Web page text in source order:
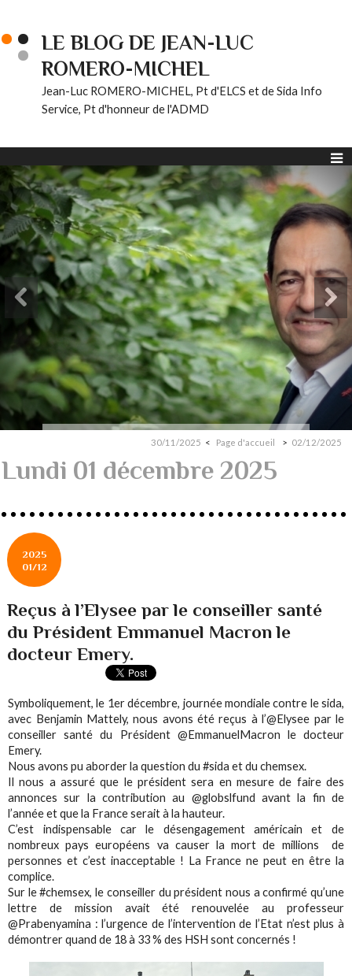
LE BLOG DE JEAN-LUC
ROMERO-MICHEL
Jean-Luc ROMERO-MICHEL, Pt d'ELCS et de Sida Info
Service, Pt d'honneur de l'ADMD
30/11/2025 Page d'accueil 02/12/2025
Lundi 01 décembre 2025
2025
01/12
Reçus à l’Elysee par le conseiller santé
du Président Emmanuel Macron le
docteur Emery.
Symboliquement, le 1er décembre, journée mondiale contre le sida,
avec Benjamin Mattely, nous avons été reçus à l’@Elysee par le
conseiller santé du Président @EmmanuelMacron le docteur
Emery.
Nous avons pu aborder la question du #sida et du chemsex.
Il nous a assuré que le président sera en mesure de faire des
annonces sur la contribution au @globslfund avant la fin de
l’année et que la France serait à la hauteur.
C’est indispensable car le désengagement américain et de
nombreux pays européens va causer la mort de millions de
personnes et c’est inacceptable ! La France ne peut en être la
complice.
Sur le #chemsex, le conseiller du président nous a confirmé qu’une
lettre de mission avait été renouvelée au professeur
@Prabenyamina : l’urgence de l’intervention de l’Etat n’est plus à
démontrer quand de 18 à 33 % des HSH sont concernés !